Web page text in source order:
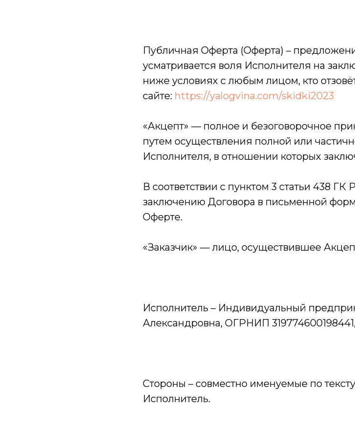
Публичная Оферта (Оферта) –
усматривается воля Исполнителя на
ниже условиях с любым лицом, кто
сайте: https://yalogvina.com/skidki2023
«Акцепт» — полное и безоговорочное
путем осуществления полной или
Исполнителя, в отношении которых
В соответствии с пунктом 3 статьи 438
заключению Договора в письменной
Оферте.
«Заказчик» — лицо, осуществившее
Исполнитель – Индивидуальный
Александровна, ОГРНИП
Стороны – совместно именуемые по
Исполнитель.